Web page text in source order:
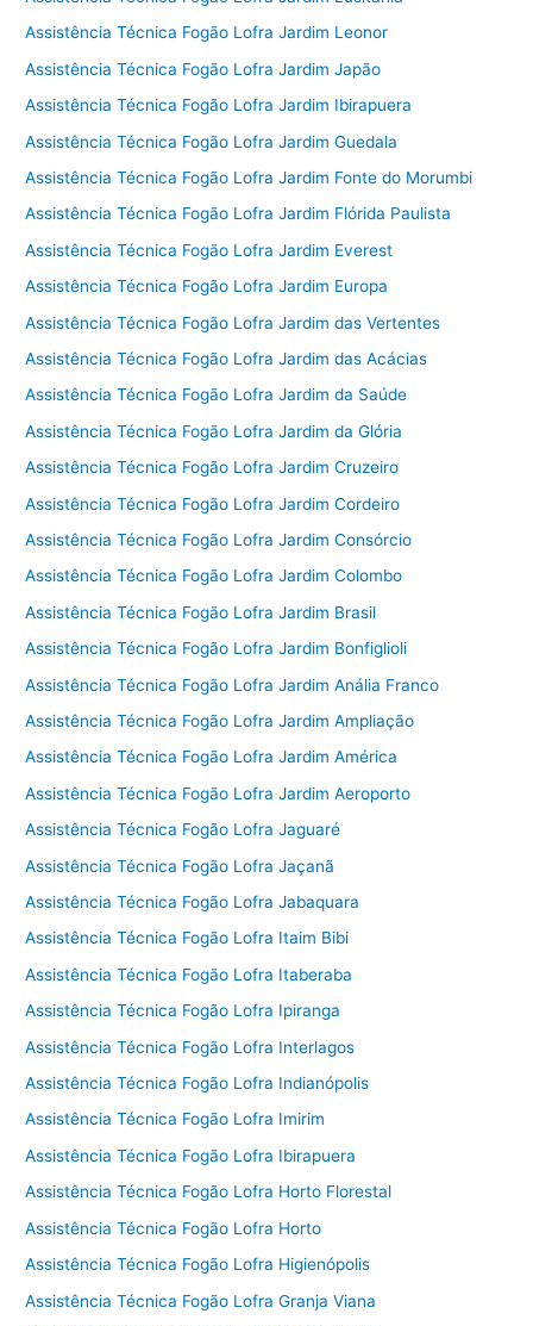
Assistência Técnica Fogão Lofra Jardim Leonor
Assistência Técnica Fogão Lofra Jardim Japão
Assistência Técnica Fogão Lofra Jardim Ibirapuera
Assistência Técnica Fogão Lofra Jardim Guedala
Assistência Técnica Fogão Lofra Jardim Fonte do Morumbi
Assistência Técnica Fogão Lofra Jardim Flórida Paulista
Assistência Técnica Fogão Lofra Jardim Everest
Assistência Técnica Fogão Lofra Jardim Europa
Assistência Técnica Fogão Lofra Jardim das Vertentes
Assistência Técnica Fogão Lofra Jardim das Acácias
Assistência Técnica Fogão Lofra Jardim da Saúde
Assistência Técnica Fogão Lofra Jardim da Glória
Assistência Técnica Fogão Lofra Jardim Cruzeiro
Assistência Técnica Fogão Lofra Jardim Cordeiro
Assistência Técnica Fogão Lofra Jardim Consórcio
Assistência Técnica Fogão Lofra Jardim Colombo
Assistência Técnica Fogão Lofra Jardim Brasil
Assistência Técnica Fogão Lofra Jardim Bonfiglioli
Assistência Técnica Fogão Lofra Jardim Anália Franco
Assistência Técnica Fogão Lofra Jardim Ampliação
Assistência Técnica Fogão Lofra Jardim América
Assistência Técnica Fogão Lofra Jardim Aeroporto
Assistência Técnica Fogão Lofra Jaguaré
Assistência Técnica Fogão Lofra Jaçanã
Assistência Técnica Fogão Lofra Jabaquara
Assistência Técnica Fogão Lofra Itaim Bibi
Assistência Técnica Fogão Lofra Itaberaba
Assistência Técnica Fogão Lofra Ipiranga
Assistência Técnica Fogão Lofra Interlagos
Assistência Técnica Fogão Lofra Indianópolis
Assistência Técnica Fogão Lofra Imirim
Assistência Técnica Fogão Lofra Ibirapuera
Assistência Técnica Fogão Lofra Horto Florestal
Assistência Técnica Fogão Lofra Horto
Assistência Técnica Fogão Lofra Higienópolis
Assistência Técnica Fogão Lofra Granja Viana